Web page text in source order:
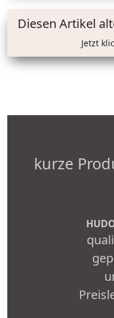
Diesen Artikel
Jetzt
kurze